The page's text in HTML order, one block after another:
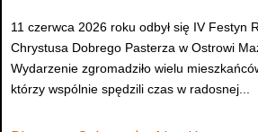
11 czerwca 2026 roku odbył się IV Festyn
Chrystusa Dobrego Pasterza w Ostrowi
Wydarzenie zgromadziło wielu
którzy wspólnie spędzili czas w radosnej...